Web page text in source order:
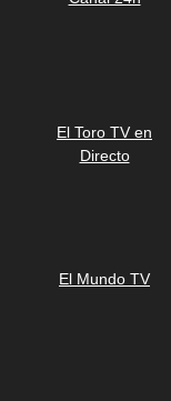
El Toro TV en
Directo
El Mundo TV